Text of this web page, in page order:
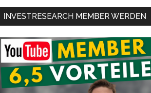
INVESTRESEARCH MEMBER WERDEN